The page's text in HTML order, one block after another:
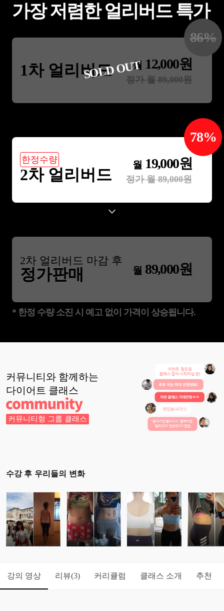
가장 저렴한 얼리버드 특가
1차 얼리버드 월 12,000원
정가 월89,000원
86%
SOLD OUT
한정수량
2차 얼리버드
월 19,000원
정가 월89,000원
78%
2차 얼리버드 마감 후
정가판매 월 89,000원
* 한정 수량 소진 시 예고 없이 가격이 상승됩니다.
커뮤니티와 함께하는
다이어트 클래스
커뮤니티형 그룹 클래스
수강 후 우리들의 변화
강의 영상 리뷰(3) 커리큘럼 클래스 소개 추천